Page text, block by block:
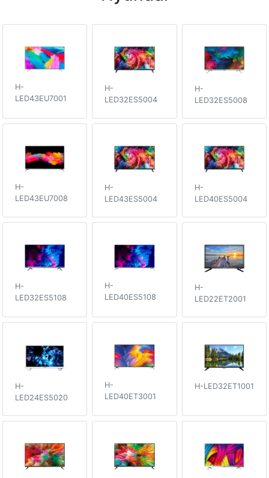
H-
LED43EU7001
H-
LED32ES5004
H-
LED32ES5008
H-
LED43EU7008
H-
LED43ES5004
H-
LED40ES5004
H-
LED32ES5108
H-
LED40ES5108
H-
LED22ET2001
H-
LED24ES5020
H-
LED40ET3001
H-LED32ET1001